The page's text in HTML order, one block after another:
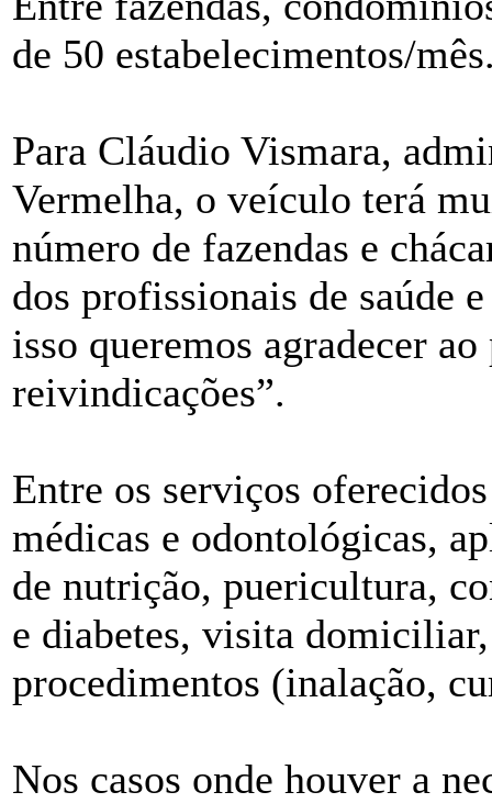
de 50 estabelecimentos/
Para Cláudio Vismara,
Vermelha, o veículo terá
número de fazendas e
dos profissionais de saúde
isso queremos agradecer
reivindicações”.
Entre os serviços
médicas e odontológicas,
de nutrição, puericultura,
e diabetes, visita
procedimentos (inalação,
Nos casos onde houver a